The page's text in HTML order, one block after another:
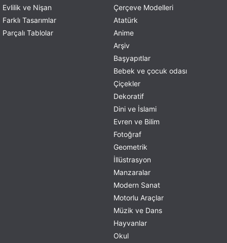
Evlilik ve Nişan
Farklı Tasarımlar
Parçalı Tablolar
Çerçeve Modelleri
Atatürk
Anime
Arşiv
Başyapıtlar
Bebek ve çocuk odası
Çiçekler
Dekoratif
Dini ve İslami
Evren ve Bilim
Fotoğraf
Geometrik
İllüstrasyon
Manzaralar
Modern Sanat
Motorlu Araçlar
Müzik ve Dans
Hayvanlar
Okul